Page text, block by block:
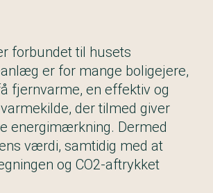
forbundet til husets
er for mange boligejere,
fjernvarme, en effektiv og
der tilmed giver
energimærkning. Dermed
værdi, samtidig med at
og CO2-aftrykket